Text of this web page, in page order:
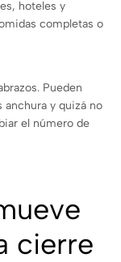
hoteles y
completas o
Pueden
y quizá no
el número de
cierre